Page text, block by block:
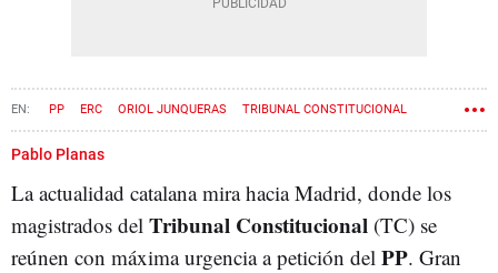
PP ERC ORIOL JUNQUERAS TRIBUNAL CONSTITUCIONAL
SALVADOR ILLA
Pablo Planas
La actualidad catalana mira hacia Madrid, donde los
magistrados del Tribunal Constitucional (TC) se
reúnen con máxima urgencia a petición del PP. Gran